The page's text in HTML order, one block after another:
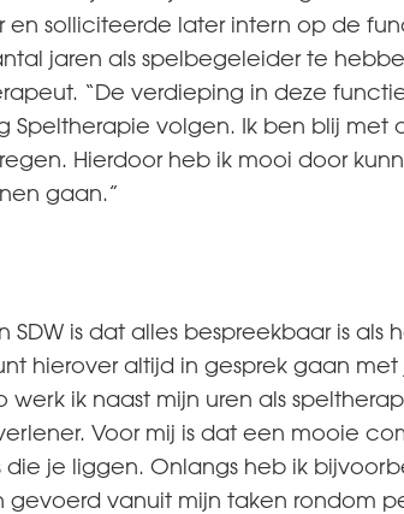
solliciteerde later intern op de
jaren als spelbegeleider te
“De verdieping in deze
Speltherapie volgen. Ik ben blij met
Hierdoor heb ik mooi door
gaan.”
SDW is dat alles bespreekbaar is als
hierover altijd in gesprek gaan
ik naast mijn uren als
Voor mij is dat een mooie
die je liggen. Onlangs heb ik
gevoerd vanuit mijn taken rondom